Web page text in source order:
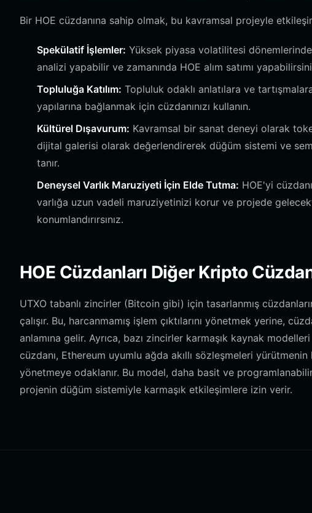
Bir HOE cüzdanına sahip olmak, bu kavramsal projeyle
Spekülatif İşlemler: Yüksek piyasa volatilitesi
analizi yapabilir ve zamanında HOE alım satımı
Topluluğa Katılım: Topluluk odaklı anlatılara ve
yapılarına bağlanmak için cüzdanınızı kullanın.
Kültürel Dışavurum: Kavramsal bir sanat deneyi olarak
dijital galerisi olarak değerlendirerek düğüm sistemi ve
tanır.
Deneysel Varlık Maruziyeti İçin Elde Tutma: HOE'yi
varlığa uzun vadeli maruziyetinizi korur ve projede
konumlandırırsınız.
HOE Cüzdanları Diğer Kripto
UTXO tabanlı zincirler (Bitcoin gibi) için tasarlanmış
çalışır. Bu, harcanmamış işlem çıktılarını yönetmek yerine,
anlamına gelir. Ayrıca, bazı zincirler karmaşık kaynak
cüzdanı, Ethereum uyumlu ağda akıllı sözleşmeleri
yönetmeye odaklanır. Bu model, daha basit ve
projenin düğüm sistemiyle karmaşık etkileşimlere izin verir.